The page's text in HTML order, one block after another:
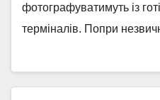
фотографуватимуть із
терміналів. Попри